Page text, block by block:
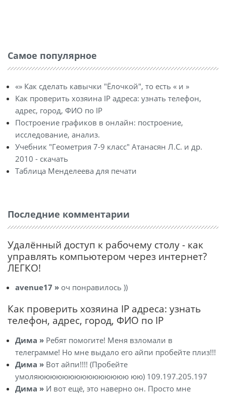
Самое популярное
«» Как сделать кавычки "Ёлочкой", то есть « и »
Как проверить хозяина IP адреса: узнать телефон,
адрес, город, ФИО по IP
Построение графиков в онлайн: построение,
исследование, анализ.
Учебник "Геометрия 7-9 класс" Атанасян Л.С. и др.
2010 - скачать
Таблица Менделеева для печати
Последние комментарии
Удалённый доступ к рабочему столу - как
управлять компьютером через интернет?
ЛЕГКО!
avenue17 » оч понравилось ))
Как проверить хозяина IP адреса: узнать
телефон, адрес, город, ФИО по IP
Дима » Ребят помогите! Меня взломали в
телеграмме! Но мне выдало его айпи пробейте плиз!!!
Дима » Вот айпи!!!! (Пробейте
умоляююююююююююююююю юю) 109.197.205.197
Дима » И вот ещё, это наверно он. Просто мне